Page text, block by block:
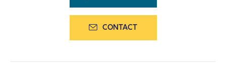
CONTACT